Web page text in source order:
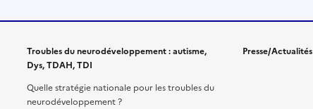
Troubles du neurodéveloppement : autisme,
Dys, TDAH, TDI
Quelle stratégie nationale pour les troubles du
neurodéveloppement ?
Presse/Actualités